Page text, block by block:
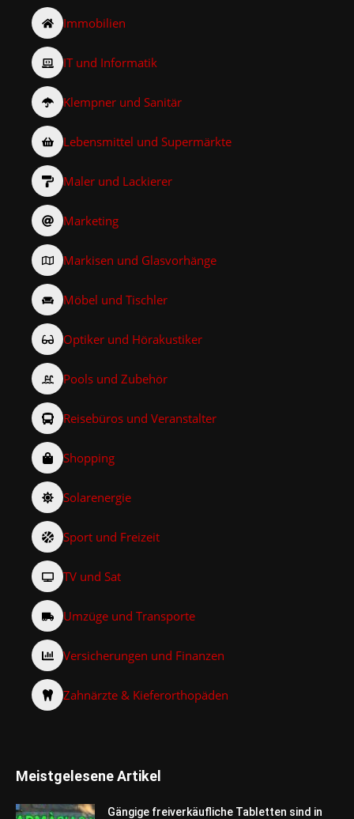
Immobilien
IT und Informatik
Klempner und Sanitär
Lebensmittel und Supermärkte
Maler und Lackierer
Marketing
Markisen und Glasvorhänge
Möbel und Tischler
Optiker und Hörakustiker
Pools und Zubehör
Reisebüros und Veranstalter
Shopping
Solarenergie
Sport und Freizeit
TV und Sat
Umzüge und Transporte
Versicherungen und Finanzen
Zahnärzte & Kieferorthopäden
Meistgelesene Artikel
Gängige freiverkäufliche Tabletten sind in